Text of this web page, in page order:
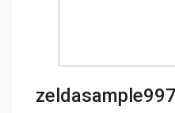
zeldasample997